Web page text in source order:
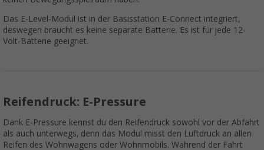
Das E-Level-Modul ist in der Basisstation E-Connect integriert,
deswegen braucht es keine separate Batterie. Es ist für jede 12-
Volt-Batterie geeignet.
Reifendruck: E-Pressure
Dank E-Pressure kennst du den Reifendruck sowohl vor der Abfahrt
als auch unterwegs, denn das Modul misst den Luftdruck an allen
Reifen des Wohnwagens oder Wohnmobils. Während der Fahrt